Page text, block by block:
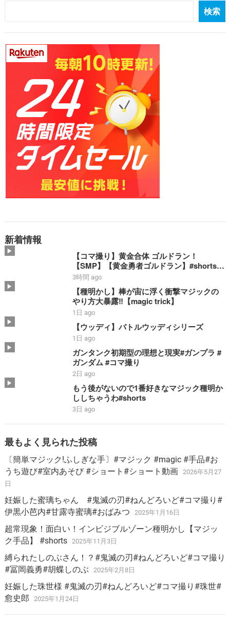
検索
新着情報
【コマ撮り】黄金合体 ゴルドラン！
【SMP】【黄金勇者ゴルドラン】#shorts #
ゴルドラン #smp #stopmotion #黄金合体
＃勇者 #bandai
3時間 ago
【種明かし】棒が宙に浮く衝撃マジックの
やり方大暴露‼️【magic trick】
1日 ago
【ウッディ】バトルウッディシリーズ
1日 ago
ガンタンク初期型の理想と現実#ガンプラ #
ガンダム #コマ撮り
2日 ago
もう後がないので1番好きなマジック種明か
ししちゃうわ#shorts
3日 ago
最もよく見られた投稿
〔簡単マジック!ふしぎな手〕#マジック #magic #手品#お
うち遊び#室内あそび #ショート#ショート動画
2026年5月27
日
妊娠した蜜璃ちゃん #鬼滅の刃#ねんどろいど#コマ撮り#
伊黒小芭内#甘露寺蜜璃#おばみつ
2025年1月16日
超常現象！面白い！インビジブルゾーン種明かし【マジッ
ク手品】 #shorts
2025年11月3日
縛られたしのぶさん！？#鬼滅の刃#ねんどろいど#コマ撮り
#冨岡義勇#胡蝶しのぶ
2025年2月8日
妊娠した珠世様 #鬼滅の刃#ねんどろいど#コマ撮り#珠世#
愈史郎
2025年1月24日